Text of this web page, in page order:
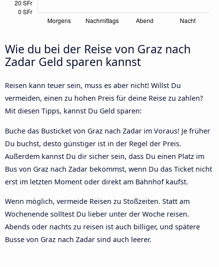
Wie du bei der Reise von Graz nach
Zadar Geld sparen kannst
Reisen kann teuer sein, muss es aber nicht! Willst Du
vermeiden, einen zu hohen Preis für deine Reise zu zahlen?
Mit diesen Tipps, kannst Du Geld sparen:
Buche das Busticket von Graz nach Zadar im Voraus! Je früher
Du buchst, desto günstiger ist in der Regel der Preis.
Außerdem kannst Du dir sicher sein, dass Du einen Platz im
Bus von Graz nach Zadar bekommst, wenn Du das Ticket nicht
erst im letzten Moment oder direkt am Bahnhof kaufst.
Wenn möglich, vermeide Reisen zu Stoßzeiten. Statt am
Wochenende solltest Du lieber unter der Woche reisen.
Abends oder nachts zu reisen ist auch billiger, und spätere
Busse von Graz nach Zadar sind auch leerer.